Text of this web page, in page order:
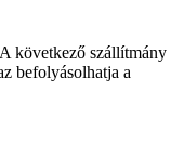
következő szállítmány
befolyásolhatja a